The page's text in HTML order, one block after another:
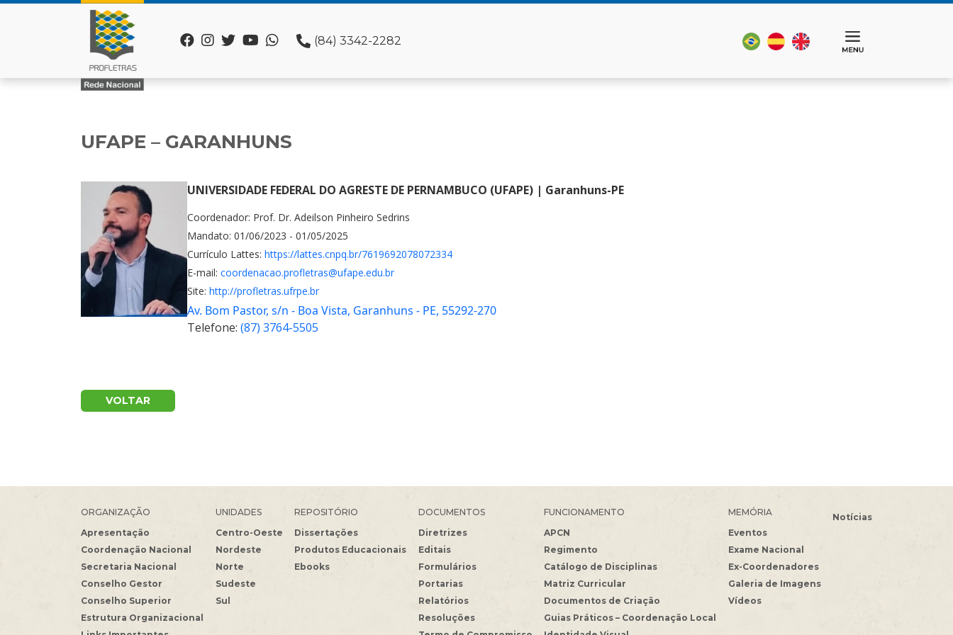
(84) 3342-2282
UFAPE – GARANHUNS
UNIVERSIDADE FEDERAL DO AGRESTE DE PERNAMBUCO (UFAPE) | Garanhuns-PE
Coordenador: Prof. Dr. Adeilson Pinheiro Sedrins
Mandato: 01/06/2023 - 01/05/2025
Currículo Lattes: https://lattes.cnpq.br/7619692078072334
E-mail: coordenacao.profletras@ufape.edu.br
Site: http://profletras.ufrpe.br
Av. Bom Pastor, s/n - Boa Vista, Garanhuns - PE, 55292-270
Telefone: (87) 3764-5505
VOLTAR
ORGANIZAÇÃO
Apresentação
Coordenação Nacional
Secretaria Nacional
Conselho Gestor
Conselho Superior
Estrutura Organizacional
UNIDADES
Centro-Oeste
Nordeste
Norte
Sudeste
Sul
REPOSITÓRIO
Dissertações
Produtos Educacionais
Ebooks
DOCUMENTOS
Diretrizes
Editais
Formulários
Portarias
Relatórios
Resoluções
FUNCIONAMENTO
APCN
Regimento
Catálogo de Disciplinas
Matriz Curricular
Documentos de Criação
Guias Práticos – Coordenação Local
MEMÓRIA
Eventos
Exame Nacional
Ex-Coordenadores
Galeria de Imagens
Vídeos
Notícias